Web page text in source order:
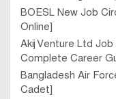
BOESL New Job
Online]
Akij Venture Ltd
Complete Career
Bangladesh Air
Cadet]